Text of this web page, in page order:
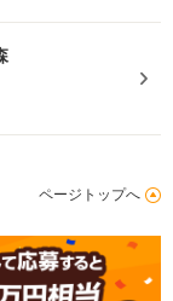
ページトップへ